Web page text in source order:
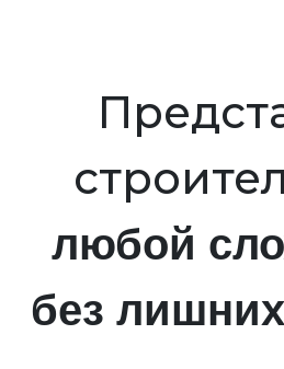
любой
без